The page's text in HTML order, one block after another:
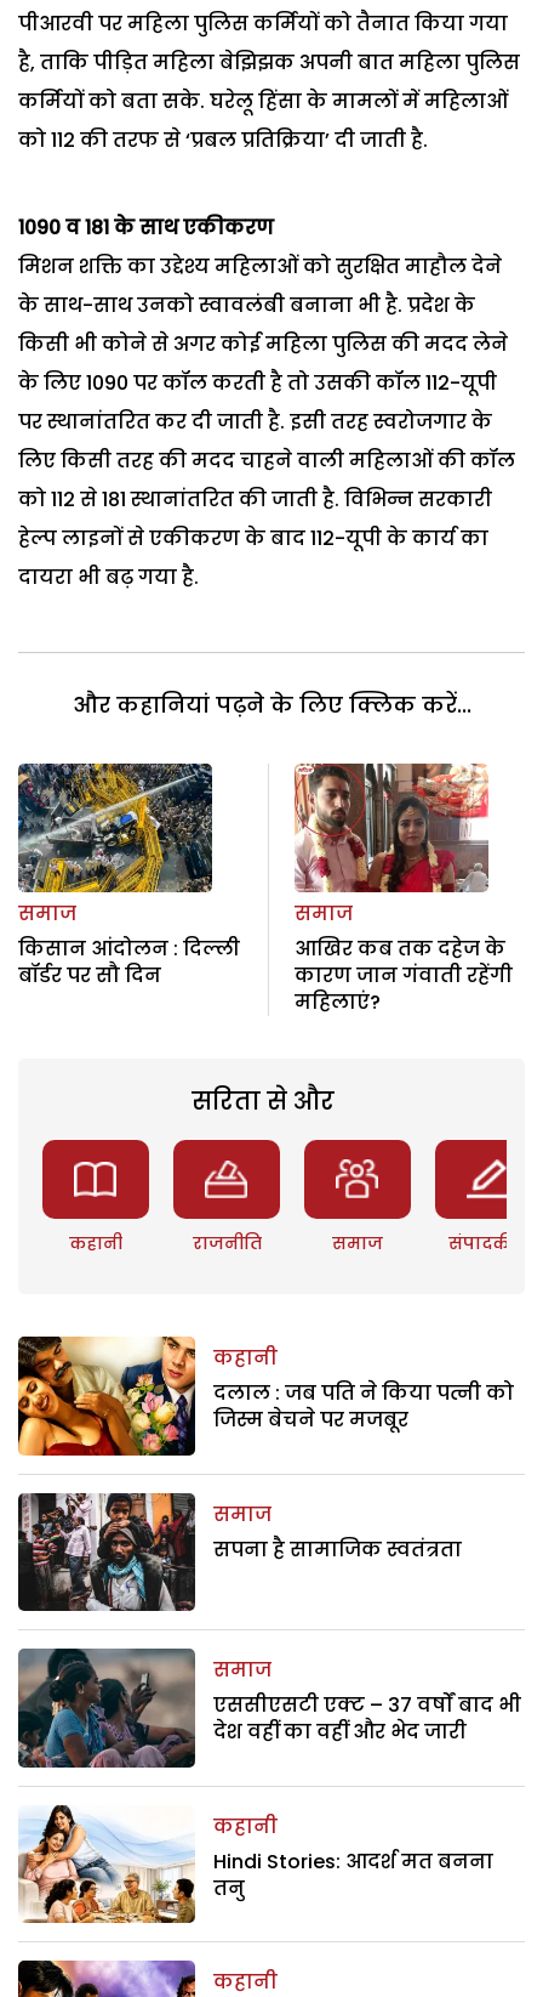
पीआरवी पर महिला पुलिस कर्मियों को तैनात किया गया
है, ताकि पीड़ित महिला बेझिझक अपनी बात महिला पुलिस
कर्मियों को बता सके. घरेलू हिंसा के मामलों में महिलाओं
को 112 की तरफ से ‘प्रबल प्रतिक्रिया’ दी जाती है.
1090 व 181 के साथ एकीकरण
मिशन शक्ति का उद्देश्य महिलाओं को सुरक्षित माहौल देने
के साथ-साथ उनको स्वावलंबी बनाना भी है. प्रदेश के
किसी भी कोने से अगर कोई महिला पुलिस की मदद लेने
के लिए 1090 पर कॉल करती है तो उसकी कॉल 112-यूपी
पर स्थानांतरित कर दी जाती है. इसी तरह स्वरोजगार के
लिए किसी तरह की मदद चाहने वाली महिलाओं की कॉल
को 112 से 181 स्थानांतरित की जाती है. विभिन्न सरकारी
हेल्प लाइनों से एकीकरण के बाद 112-यूपी के कार्य का
दायरा भी बढ़ गया है.
और कहानियां पढ़ने के लिए क्लिक करें...
समाज
किसान आंदोलन : दिल्ली
बॉर्डर पर सौ दिन
समाज
आखिर कब तक दहेज के
कारण जान गंवाती रहेंगी
महिलाएं?
सरिता से और
कहानी राजनीति समाज संपादकीय
कहानी
दलाल : जब पति ने किया पत्नी को
जिस्म बेचने पर मजबूर
समाज
सपना है सामाजिक स्वतंत्रता
समाज
एससीएसटी एक्ट – 37 वर्षों बाद भी
देश वहीं का वहीं और भेद जारी
कहानी
Hindi Stories: आदर्श मत बनना
तनु
कहानी